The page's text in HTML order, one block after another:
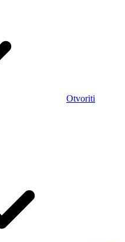
Otvoriti